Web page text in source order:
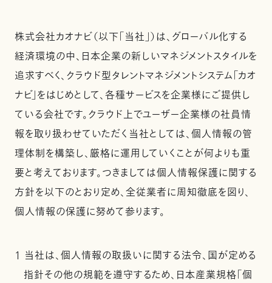
株式会社カオナビ（以下「当社」）は、グローバル化する
経済環境の中、日本企業の新しいマネジメントスタイルを
追求すべく、クラウド型タレントマネジメントシステム「カオ
ナビ」をはじめとして、各種サービスを企業様にご提供し
ている会社です。クラウド上でユーザー企業様の社員情
報を取り扱わせていただく当社としては、個人情報の管
理体制を構築し、厳格に運用していくことが何よりも重
要と考えております。つきましては個人情報保護に関する
方針を以下のとおり定め、全従業者に周知徹底を図り、
個人情報の保護に努めて参ります。
1 当社は、個人情報の取扱いに関する法令、国が定める
指針その他の規範を遵守するため、日本産業規格「個